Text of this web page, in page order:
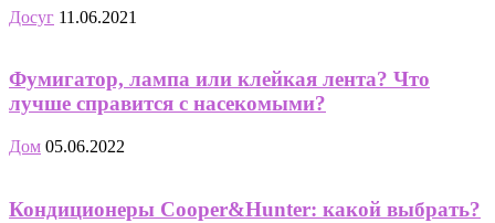
Досуг 11.06.2021
Фумигатор, лампа или клейкая лента? Что
лучше справится с насекомыми?
Дом 05.06.2022
Кондиционеры Cooper&Hunter: какой выбрать?